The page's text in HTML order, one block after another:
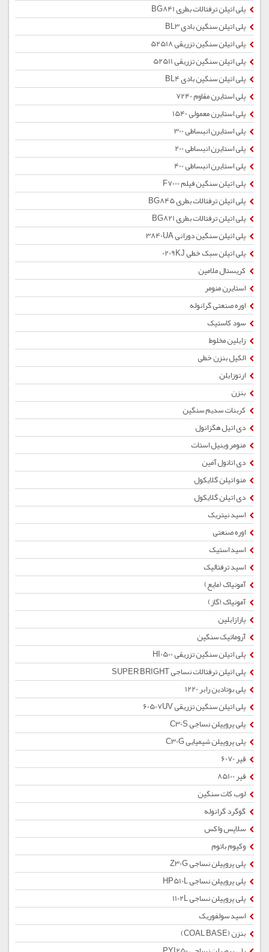
پلی اتیلن ترفتالات بطری BG841
پلی اتیلن سنگین بادی BL3
پلی اتیلن سنگین تزریقی 52518
پلی اتیلن سنگین تزریقی 52511
پلی اتیلن سنگین بادی BL4
پلی استایرن مقاوم 7240
پلی استایرن معمولی 1540
پلی استایرن انبساطی 300
پلی استایرن انبساطی 200
پلی استایرن انبساطی 400
پلی اتیلن سنگین فیلم F7000
پلی اتیلن ترفتالات بطری BG845
پلی اتیلن ترفتالات بطری BG821
پلی اتیلن سنگین دورانی 3840UA
پلی اتیلن سبک خطی 0209KJ
کریستال ملامین
استایرن منومر
اوره صنعتی گرانوله
سود کاستیک
زایلین مخلوط
الکیل بنزن خطی
ارتوزایلن
بنزن
کربنات سدیم سنگین
دی اتیل هگزانول
منومر وینیل استات
دی اتانول آمین
منو اتیلن گلایکول
دی اتیلن گلایکول
اسید نیتریک
اوره صنعتی
اسید استیک
اسید ترفتالیک
آمونیاک (مایع)
آمونیاک (گاز)
پارازایلین
آروماتیک سنگین
پلی اتیلن سنگین تزریقی HI0500
پلی اتیلن ترفتالات نساجی SUPER BRIGHT
پلی بوتادین رابر 1220
پلی اتیلن سنگین تزریقی 60507UV
پلی پروپیلن نساجی C30S
پلی پروپیلن شیمیایی C30G
قیر 6070
قیر 85100
لوب کات سنگین
گوگرد گرانوله
سلاپس واکس
وکیوم باتوم
پلی پروپیلن نساجی Z30G
پلی پروپیلن نساجی HP510L
پلی پروپیلن نساجی 1102L
اسید سولفوریک
بنزن (COAL BASE)